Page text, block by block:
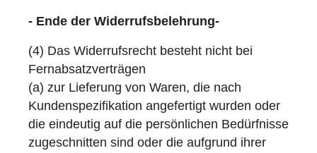
- Ende der Widerrufsbelehrung-
(4) Das Widerrufsrecht besteht nicht bei
Fernabsatzverträgen
(a) zur Lieferung von Waren, die nach
Kundenspezifikation angefertigt wurden oder
die eindeutig auf die persönlichen Bedürfnisse
zugeschnitten sind oder die aufgrund ihrer